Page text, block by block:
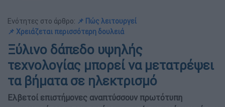
Ενότητες στο άρθρο: 📌 Πώς λειτουργεί
📌 Χρειάζεται περισσότερη δουλειά
Ξύλινο δάπεδο υψηλής
τεχνολογίας μπορεί να μετατρέψει
τα βήματα σε ηλεκτρισμό
Ελβετοί επιστήμονες αναπτύσσουν πρωτότυπη